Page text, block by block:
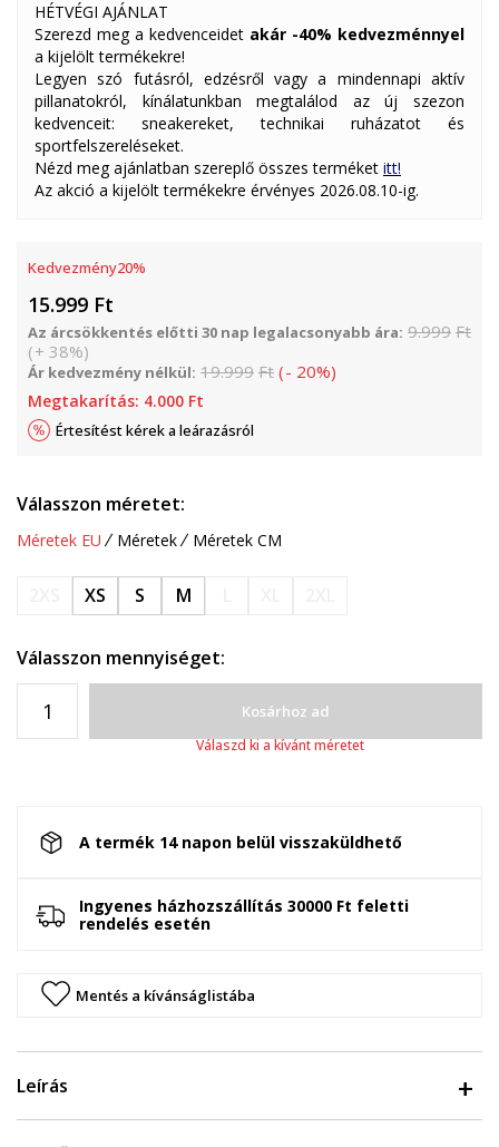
HÉTVÉGI AJÁNLAT
Szerezd meg a kedvenceidet akár -40% kedvezménnyel
a kijelölt termékekre!
Legyen szó futásról, edzésről vagy a mindennapi aktív
pillanatokról, kínálatunkban megtalálod az új szezon
kedvenceit: sneakereket, technikai ruházatot és
sportfelszereléseket.
Nézd meg ajánlatban szereplő összes terméket itt!
Az akció a kijelölt termékekre érvényes 2026.08.10-ig.
Kedvezmény20%
15.999 Ft
Az árcsökkentés előtti 30 nap legalacsonyabb ára: 9.999 Ft
(+ 38%)
Ár kedvezmény nélkül: 19.999 Ft (- 20%)
Megtakarítás: 4.000 Ft
Értesítést kérek a leárazásról
Válasszon méretet:
Méretek EU Méretek Méretek CM
XS S M
Válasszon mennyiséget:
Kosárhoz ad
Válaszd ki a kívánt méretet
A termék 14 napon belül visszaküldhető
Ingyenes házhozszállítás 30000 Ft feletti
rendelés esetén
Mentés a kívánságlistába
Leírás